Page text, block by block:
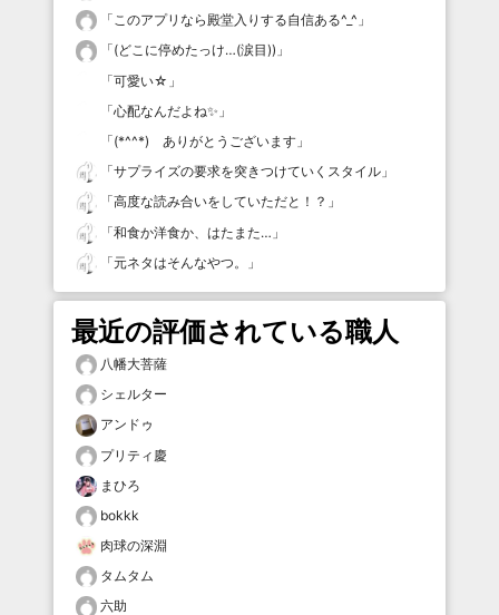
「このアプリなら殿堂入りする自信ある^_^ 」
「(どこに停めたっけ…(涙目)) 」
「可愛い☆ 」
「心配なんだよね✨ 」
「(*^^*) ありがとうございます 」
「サプライズの要求を突きつけていくスタイル 」
「高度な読み合いをしていただと！？ 」
「和食か洋食か、はたまた… 」
「元ネタはそんなやつ。 」
最近の評価されている職人
八幡大菩薩
シェルター
アンドゥ
プリティ慶
まひろ
bokkk
肉球の深淵
タムタム
六助